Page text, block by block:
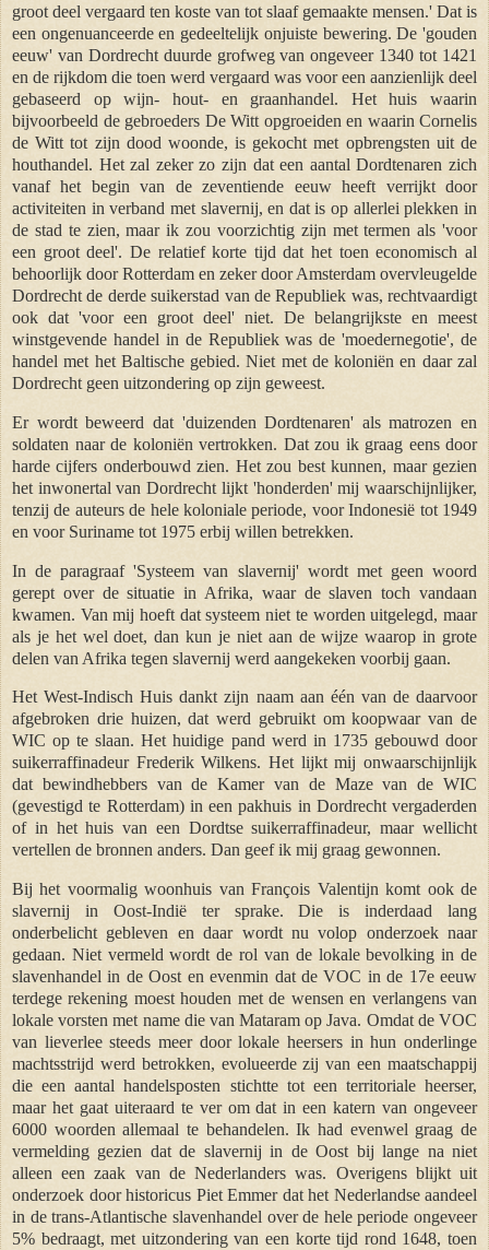
groot deel vergaard ten koste van tot slaaf gemaakte mensen.' Dat is
een ongenuanceerde en gedeeltelijk onjuiste bewering. De 'gouden
eeuw' van Dordrecht duurde grofweg van ongeveer 1340 tot 1421
en de rijkdom die toen werd vergaard was voor een aanzienlijk deel
gebaseerd op wijn- hout- en graanhandel. Het huis waarin
bijvoorbeeld de gebroeders De Witt opgroeiden en waarin Cornelis
de Witt tot zijn dood woonde, is gekocht met opbrengsten uit de
houthandel. Het zal zeker zo zijn dat een aantal Dordtenaren zich
vanaf het begin van de zeventiende eeuw heeft verrijkt door
activiteiten in verband met slavernij, en dat is op allerlei plekken in
de stad te zien, maar ik zou voorzichtig zijn met termen als 'voor
een groot deel'. De relatief korte tijd dat het toen economisch al
behoorlijk door Rotterdam en zeker door Amsterdam overvleugelde
Dordrecht de derde suikerstad van de Republiek was, rechtvaardigt
ook dat 'voor een groot deel' niet. De belangrijkste en meest
winstgevende handel in de Republiek was de 'moedernegotie', de
handel met het Baltische gebied. Niet met de koloniën en daar zal
Dordrecht geen uitzondering op zijn geweest.
Er wordt beweerd dat 'duizenden Dordtenaren' als matrozen en
soldaten naar de koloniën vertrokken. Dat zou ik graag eens door
harde cijfers onderbouwd zien. Het zou best kunnen, maar gezien
het inwonertal van Dordrecht lijkt 'honderden' mij waarschijnlijker,
tenzij de auteurs de hele koloniale periode, voor Indonesië tot 1949
en voor Suriname tot 1975 erbij willen betrekken.
In de paragraaf 'Systeem van slavernij' wordt met geen woord
gerept over de situatie in Afrika, waar de slaven toch vandaan
kwamen. Van mij hoeft dat systeem niet te worden uitgelegd, maar
als je het wel doet, dan kun je niet aan de wijze waarop in grote
delen van Afrika tegen slavernij werd aangekeken voorbij gaan.
Het West-Indisch Huis dankt zijn naam aan één van de daarvoor
afgebroken drie huizen, dat werd gebruikt om koopwaar van de
WIC op te slaan. Het huidige pand werd in 1735 gebouwd door
suikerraffinadeur Frederik Wilkens. Het lijkt mij onwaarschijnlijk
dat bewindhebbers van de Kamer van de Maze van de WIC
(gevestigd te Rotterdam) in een pakhuis in Dordrecht vergaderden
of in het huis van een Dordtse suikerraffinadeur, maar wellicht
vertellen de bronnen anders. Dan geef ik mij graag gewonnen.
Bij het voormalig woonhuis van François Valentijn komt ook de
slavernij in Oost-Indië
ter sprake. Die is inderdaad lang
onderbelicht gebleven en daar wordt nu volop onderzoek naar
gedaan. Niet vermeld wordt de rol van de lokale bevolking in de
slavenhandel in de Oost en evenmin dat de VOC in de 17e eeuw
terdege rekening moest houden met de wensen en verlangens van
lokale vorsten met name die van Mataram op Java. Omdat de VOC
van lieverlee steeds meer door lokale heersers in hun onderlinge
machtsstrijd werd betrokken, evolueerde zij van een maatschappij
die een aantal handelsposten stichtte tot een territoriale heerser,
maar het gaat uiteraard te ver om dat in een katern van ongeveer
6000 woorden allemaal te behandelen. Ik had evenwel graag de
vermelding gezien dat de slavernij in de Oost bij lange na niet
alleen een zaak van de Nederlanders was. Overigens blijkt uit
onderzoek door historicus Piet Emmer dat het Nederlandse aandeel
in de trans-Atlantische slavenhandel over de hele periode ongeveer
5% bedraagt, met uitzondering van een korte tijd rond 1648, toen